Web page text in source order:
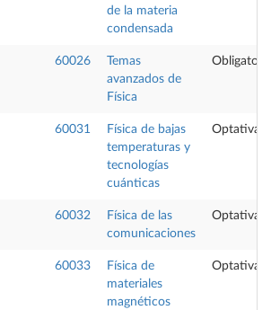
de la materia
condensada
60026
Temas
avanzados de
Física
Obligatoria
60031
Física de bajas
temperaturas y
tecnologías
cuánticas
Optativa
60032
Física de las
comunicaciones
Optativa
60033
Física de
materiales
magnéticos
Optativa